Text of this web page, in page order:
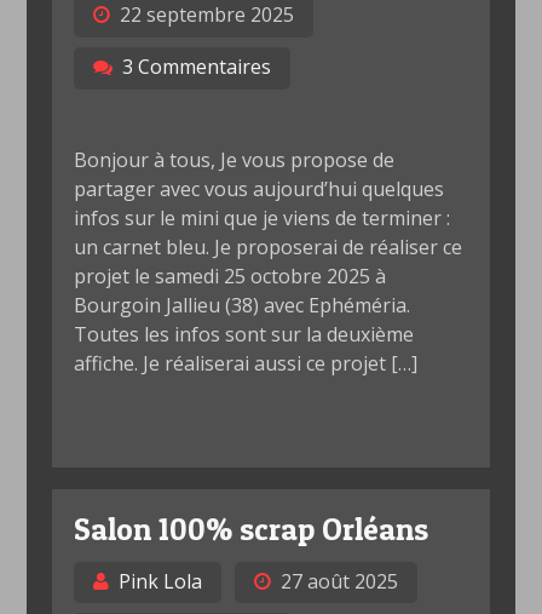
22 septembre 2025
3 Commentaires
Bonjour à tous, Je vous propose de
partager avec vous aujourd’hui quelques
infos sur le mini que je viens de terminer :
un carnet bleu. Je proposerai de réaliser ce
projet le samedi 25 octobre 2025 à
Bourgoin Jallieu (38) avec Ephéméria.
Toutes les infos sont sur la deuxième
affiche. Je réaliserai aussi ce projet […]
Salon 100% scrap Orléans
Pink Lola
27 août 2025